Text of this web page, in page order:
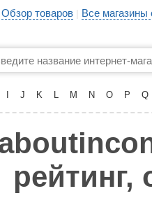
Обзор товаров | Все
J K L M N O P Q